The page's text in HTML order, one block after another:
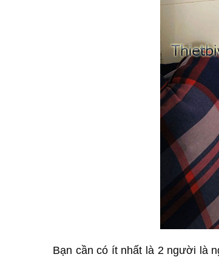
Bạn cần có ít nhất là 2 người là